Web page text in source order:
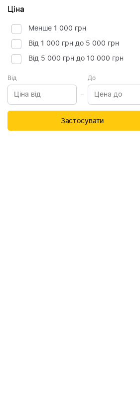
Ціна
Менше 1 000 грн
Від 1 000 грн до 5 000 грн
Від 5 000 грн до 10 000 грн
Від До
Застосувати